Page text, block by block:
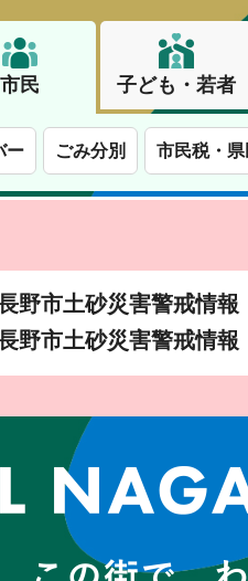
市民 子ども・若者
ー ごみ分別 市民税・
野市土砂災害警戒情報
野市土砂災害警戒情報
この